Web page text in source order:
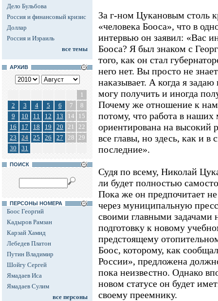
Дело Бульбова
Россия и финансовый кризис
Доллар
Россия и Израиль
все темы
АРХИВ
1
2
3 4 5 6 7
8
9
10 11 12 13 14
15
16
17 18 19 20 21
22
23
24 25 26 27 28 29
30
31
ПОИСК
ПЕРСОНЫ НОМЕРА
Боос Георгий
Кадыров Рамзан
Карзай Хамид
Лебедев Платон
Путин Владимир
Шойгу Сергей
Ямадаев Иса
Ямадаев Сулим
все персоны
За г-ном Цукановым столь
«человека Бооса», что в
интервью он заявил: «Вас
Бооса? Я был знаком с
того, как он стал
него нет. Вы просто не
наказывает. А когда я
могу получить и иногда
Почему же отношение к
потому, что работа в наших
ориентирована на высокий
все главы, но здесь, как и в
последние».
Судя по всему, Николай
ли будет полностью
Пока же он предпочитает
через муниципальную
своими главными задачами
подготовку к новому
предстоящему
Боос, которому, как
России», предложена
пока неизвестно. Однако
новом статусе он будет
своему преемнику.